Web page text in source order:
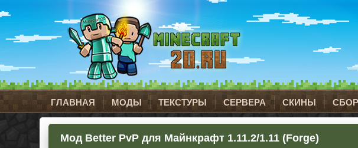
ГЛАВНАЯ МОДЫ ТЕКСТУРЫ СЕРВЕРА СКИНЫ
Мод Better PvP для Майнкрафт 1.11.2/1.11 (Forge)